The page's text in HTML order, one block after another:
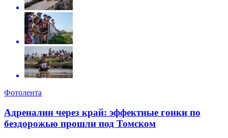
Фотолента
Адреналин через край: эффектные гонки по
бездорожью прошли под Томском